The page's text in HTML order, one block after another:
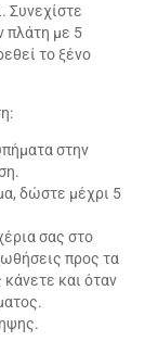
Συνεχίστε
πλάτη με 5
το ξένο
στην
δώστε μέχρι 5
σας στο
προς τα
και όταν